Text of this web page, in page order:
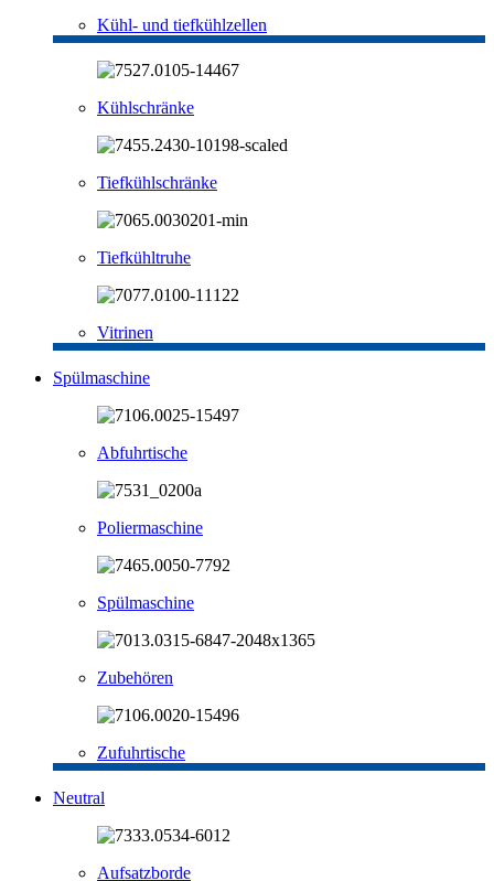
Kühl- und tiefkühlzellen
Kühlschränke
Tiefkühlschränke
Tiefkühltruhe
Vitrinen
Spülmaschine
Abfuhrtische
Poliermaschine
Spülmaschine
Zubehören
Zufuhrtische
Neutral
Aufsatzborde